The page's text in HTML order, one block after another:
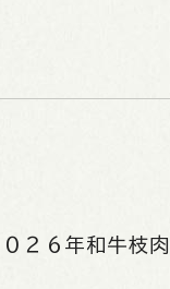
２６年和牛枝